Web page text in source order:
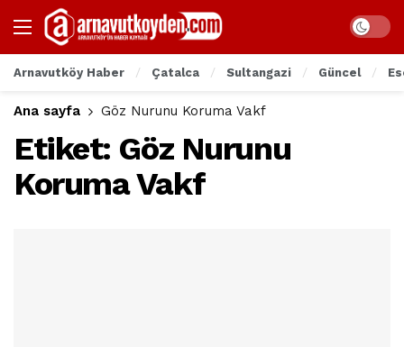
Arnavutköy Haber Çatalca Sultangazi Güncel
Ana sayfa Göz Nurunu Koruma Vakf
Etiket: Göz Nurunu
Koruma Vakf